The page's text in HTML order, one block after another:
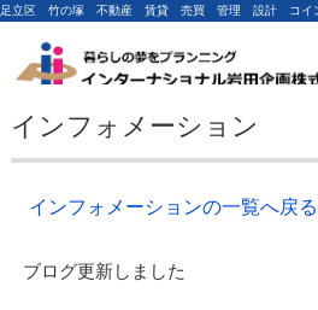
インフォメーション
インフォメーションの一覧へ戻る
ブログ更新しました